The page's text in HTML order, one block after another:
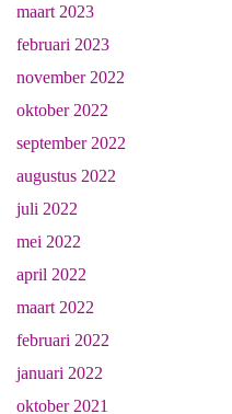
maart 2023
februari 2023
november 2022
oktober 2022
september 2022
augustus 2022
juli 2022
mei 2022
april 2022
maart 2022
februari 2022
januari 2022
oktober 2021